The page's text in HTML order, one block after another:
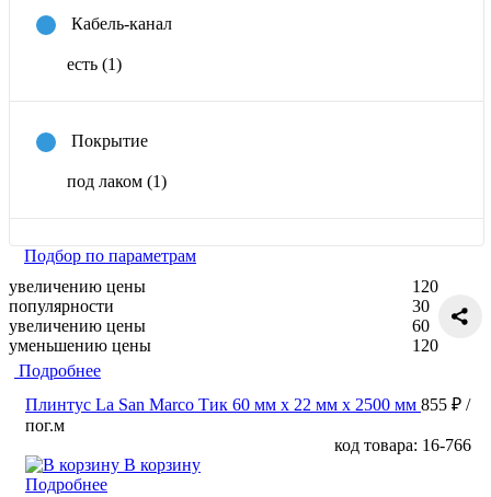
Кабель-канал
есть (1)
Покрытие
под лаком (1)
Подбор по параметрам
увеличению цены
популярности
увеличению цены
уменьшению цены
120
30
60
120
Подробнее
Плинтус La San Marco Тик 60 мм х 22 мм х 2500 мм 855 ₽ /
пог.м
код товара: 16-766
В корзину
Подробнее